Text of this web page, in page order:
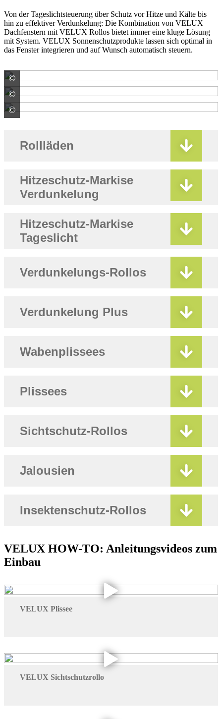
Von der Tageslichtsteuerung über Schutz vor Hitze und Kälte bis
hin zu effektiver Verdunkelung: Die Kombination von VELUX
Dachfenstern mit VELUX Rollos bietet immer eine kluge Lösung
mit System. VELUX Sonnenschutzprodukte lassen sich optimal in
das Fenster integrieren und auf Wunsch automatisch steuern.
© VELUX Deutschland GmbH
© VELUX Deutschland GmbH
© VELUX Deutschland GmbH
Rollläden
Hitzeschutz-Markise
Verdunkelung
Hitzeschutz-Markise
Tageslicht
Verdunkelungs-Rollos
Verdunkelung Plus
Wabenplissees
Plissees
Sichtschutz-Rollos
Jalousien
Insektenschutz-Rollos
VELUX HOW-TO: Anleitungsvideos zum
Einbau
VELUX Plissee
VELUX Sichtschutzrollo